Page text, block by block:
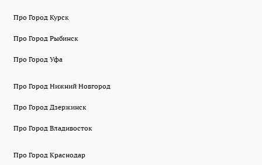
Про Город Курск
Про Город Рыбинск
Про Город Уфа
Про Город Нижний Новгород
Про Город Дзержинск
Про Город Владивосток
Про Город Краснодар